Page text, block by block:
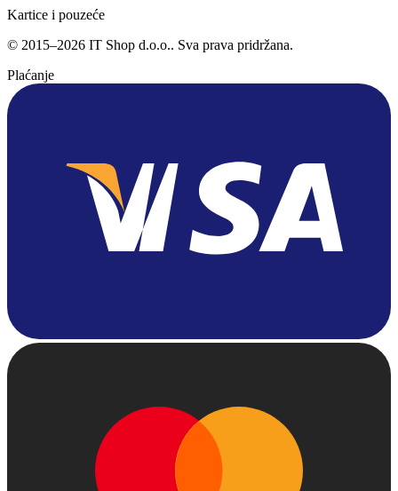
Kartice i pouzeće
© 2015–2026 IT Shop d.o.o.. Sva prava pridržana.
Plaćanje